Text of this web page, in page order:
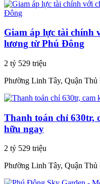
Giam áp lực tài chính
lương từ Phú Đông
2 tỷ 529 triệu
Phường Linh Tây, Quận
Thanh toán chỉ 630tr,
hữu ngay
2 tỷ 529 triệu
Phường Linh Tây, Quận